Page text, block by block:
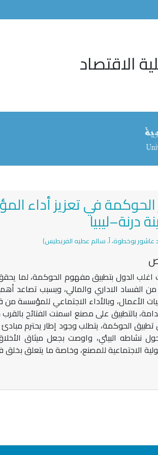
الاقتصاد
الحوكمة في تعزيز أداء
درنة–ليبيا
عاشور بوخطوة، أ. سالم عطيه الفريطيس)
اغلب الدول بتطبيق مفهوم الحوكمة، لما
من الفساد الاداري والمالي، وبسبب تصاعد
الأعمال، وبالأداء الاجتماعي
بالتطبيق على مصنع اسمنت الفتائح
تطبيق الحوكمة، يتطلب وجود إطار يحترم
حول نشاطه البيئي، واوصت بجعل ميثاق
الاجتماعية للمصنع، وخاصة ما يتعلق